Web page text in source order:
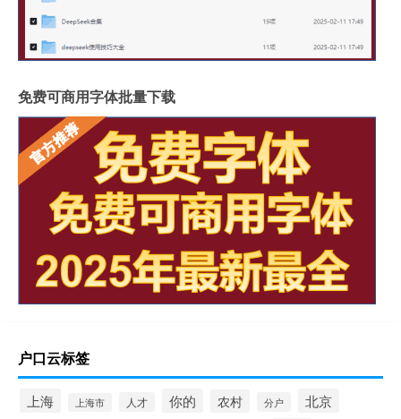
免费可商用字体批量下载
户口云标签
上海 上海市 人才 你的 农村 分户 北京